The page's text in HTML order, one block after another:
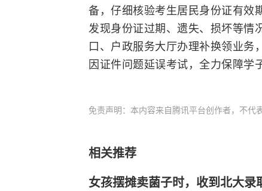
备，仔细核验考生居民身份证有效
发现身份证过期、遗失、损坏等情
口、户政服务大厅办理补换领业务
因证件问题延误考试，全力保障学
免责声明：本内容来自腾讯平台创作者，不代
相关推荐
女孩摆摊卖菌子时，收到北大录